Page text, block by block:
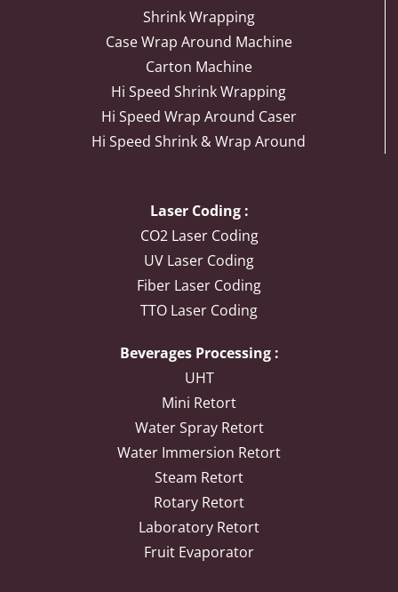
Shrink Wrapping
Case Wrap Around Machine
Carton Machine
Hi Speed Shrink Wrapping
Hi Speed Wrap Around Caser
Hi Speed Shrink & Wrap Around
Laser Coding :
CO2 Laser Coding
UV Laser Coding
Fiber Laser Coding
TTO Laser Coding
Beverages Processing :
UHT
Mini Retort
Water Spray Retort
Water Immersion Retort
Steam Retort
Rotary Retort
Laboratory Retort
Fruit Evaporator